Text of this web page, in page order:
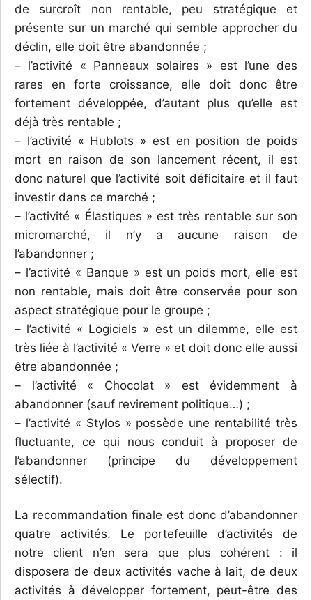
de surcroît non rentable, peu stratégique et
présente sur un marché qui semble approcher du
déclin, elle doit être abandonnée ;
– l’activité « Panneaux solaires » est l’une des
rares en forte croissance, elle doit donc être
fortement développée, d’autant plus qu’elle est
déjà très rentable ;
– l’activité « Hublots » est en position de poids
mort en raison de son lancement récent, il est
donc naturel que l’activité soit déficitaire et il faut
investir dans ce marché ;
– l’activité « Élastiques » est très rentable sur son
micromarché, il n’y a aucune raison de
l’abandonner ;
– l’activité « Banque » est un poids mort, elle est
non rentable, mais doit être conservée pour son
aspect stratégique pour le groupe ;
– l’activité « Logiciels » est un dilemme, elle est
très liée à l’activité « Verre » et doit donc elle aussi
être abandonnée ;
– l’activité « Chocolat » est évidemment à
abandonner (sauf revirement politique…) ;
– l’activité « Stylos » possède une rentabilité très
fluctuante, ce qui nous conduit à proposer de
l’abandonner (principe du développement
sélectif).
La recommandation finale est donc d’abandonner
quatre activités. Le portefeuille d’activités de
notre client n’en sera que plus cohérent : il
disposera de deux activités vache à lait, de deux
activités à développer fortement, peut-être des